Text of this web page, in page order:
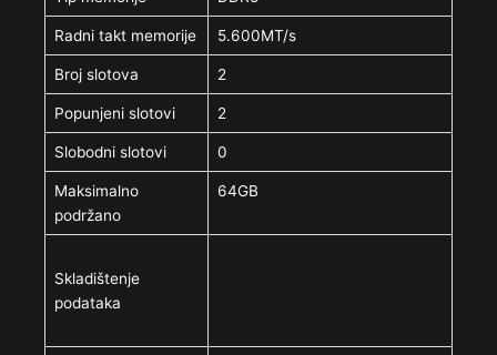
Radni takt memorije 5.600MT/s
Broj slotova 2
Popunjeni slotovi 2
Slobodni slotovi 0
Maksimalno
podržano
64GB
Skladištenje
podataka